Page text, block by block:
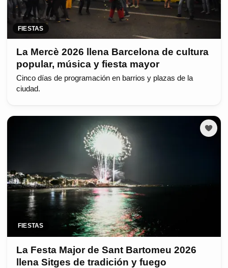
FIESTAS
La Mercè 2026 llena Barcelona de cultura
popular, música y fiesta mayor
Cinco días de programación en barrios y plazas de la
ciudad.
FIESTAS
La Festa Major de Sant Bartomeu 2026
llena Sitges de tradición y fuego